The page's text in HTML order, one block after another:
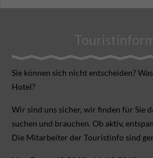
Sie können sich nicht ent­scheiden?
Hotel?
Wir sind uns sicher, wir finden für Sie
suchen und brauchen. Ob aktiv,
Die Mitarbeiter der Touristinfo sind